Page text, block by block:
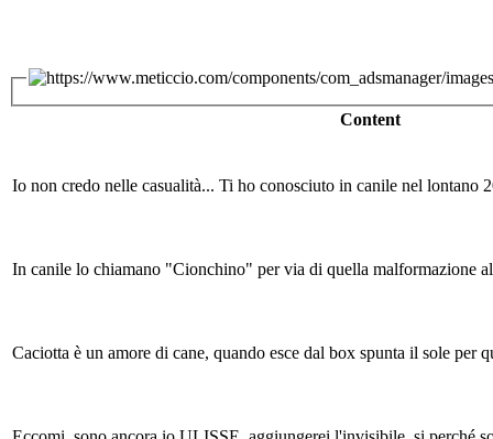
Content
Io non credo nelle casualità... Ti ho conosciuto in canile nel lontano
In canile lo chiamano "Cionchino" per via di quella malformazione
Caciotta è un amore di cane, quando esce dal box spunta il sole per